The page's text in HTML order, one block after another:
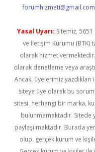
forumhizmeti@gmail.com
Yasal Uyarı: Sitemiz, 5651
ve İletişim Kurumu (BTK)
olarak hizmet
olarak denetleme veya
Ancak, üyelerimiz
siteye üye olarak bu
sitesi, herhangi bir marka,
bulunmamaktadır. Sitede
paylaşılmaktadır. Burada
olup, gerçek kurum ve